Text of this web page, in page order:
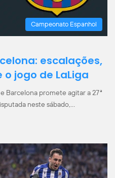
Campeonato Espanhol
escalações,
jogo de LaLiga
Barcelona promete agitar a 27ª
neste sábado,…